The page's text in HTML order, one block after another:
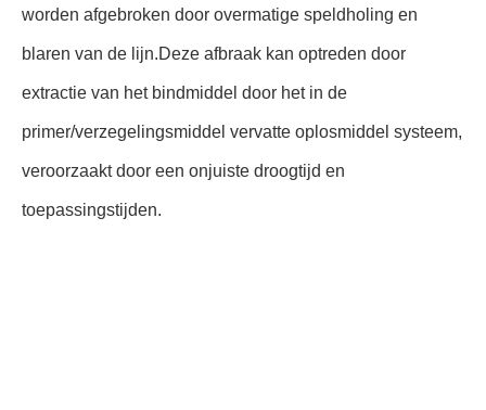
worden afgebroken door overmatige speldholing en
blaren van de lijn.Deze afbraak kan optreden door
extractie van het bindmiddel door het in de
primer/verzegelingsmiddel vervatte oplosmiddel systeem,
veroorzaakt door een onjuiste droogtijd en
toepassingstijden.